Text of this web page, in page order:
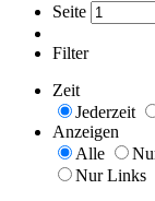
Seite
Filter
Zeit
Jederzeit
Anzeigen
Alle
Nur Links